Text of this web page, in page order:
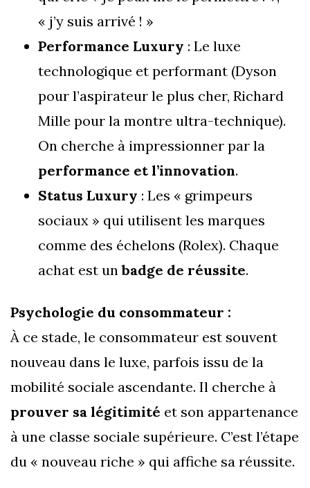
« j’y suis arrivé ! »
Performance Luxury : Le luxe
technologique et performant (Dyson
pour l’aspirateur le plus cher, Richard
Mille pour la montre ultra-technique).
On cherche à impressionner par la
performance et l’innovation.
Status Luxury : Les « grimpeurs
sociaux » qui utilisent les marques
comme des échelons (Rolex). Chaque
achat est unbadge de réussite.
Psychologie du consommateur :
À ce stade, le consommateur est souvent
nouveau dans le luxe, parfois issu de la
mobilité sociale ascendante. Il cherche à
prouver sa légitimité et son appartenance
à une classe sociale supérieure. C’est l’étape
du « nouveau riche » qui affiche sa réussite.